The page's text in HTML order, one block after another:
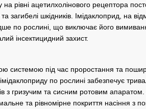
рівні ацетилхолінового рецептора
шкідників. Імідаклоприд, на
по рослині, що виключає його
інсектицидний захист.
системою під час проростання та
по рослині забезпечує
з гризучим та сисним ротовим
та рівномірне покриття насіння з